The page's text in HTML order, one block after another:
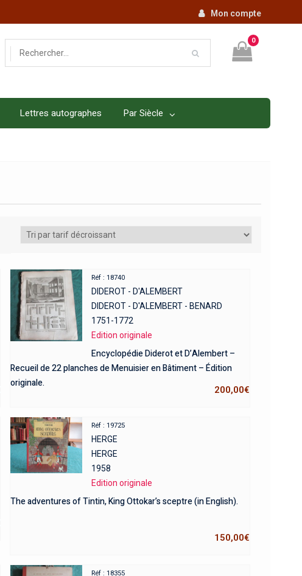
Mon compte
0
Lettres autographes Par Siècle
Réf : 18740
DIDEROT - D'ALEMBERT
DIDEROT - D'ALEMBERT - BENARD
1751-1772
Edition originale
Encyclopédie Diderot et D’Alembert –
Recueil de 22 planches de Menuisier en Bâtiment – Édition
originale.
200,00€
Réf : 19725
HERGE
HERGE
1958
Edition originale
The adventures of Tintin, King Ottokar’s sceptre (in English).
150,00€
Réf : 18355